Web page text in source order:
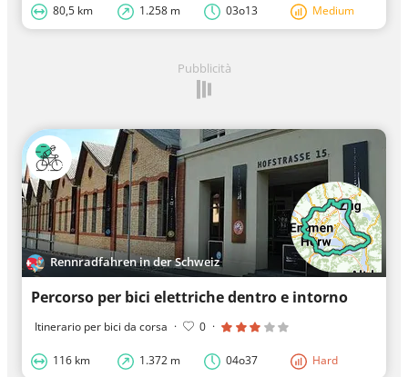
80,5 km 1.258 m 03o13 Medium
Pubblicità
Rennradfahren in der Schweiz
Percorso per bici elettriche dentro e intorno
Itinerario per bici da corsa · 0 ·
116 km 1.372 m 04o37 Hard